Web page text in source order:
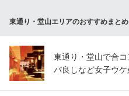
東通り・堂山エリアのおすすめまとめ
東通り・堂山で合
パ良しなど女子ウ